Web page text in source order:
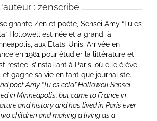
: zenscribe
Zen et poète, Sensei Amy “Tu es
Hollowell est née et a grandi à
aux Etats-Unis. Arrivée en
en 1981 pour étudier la littérature et
restée, s’installant à Paris, où elle élève
gagne sa vie en tant que journaliste.
poet Amy “Tu es cela” Hollowell Sensei
in Minneapolis, but came to France in
and history and has lived in Paris ever
children and making a living as a